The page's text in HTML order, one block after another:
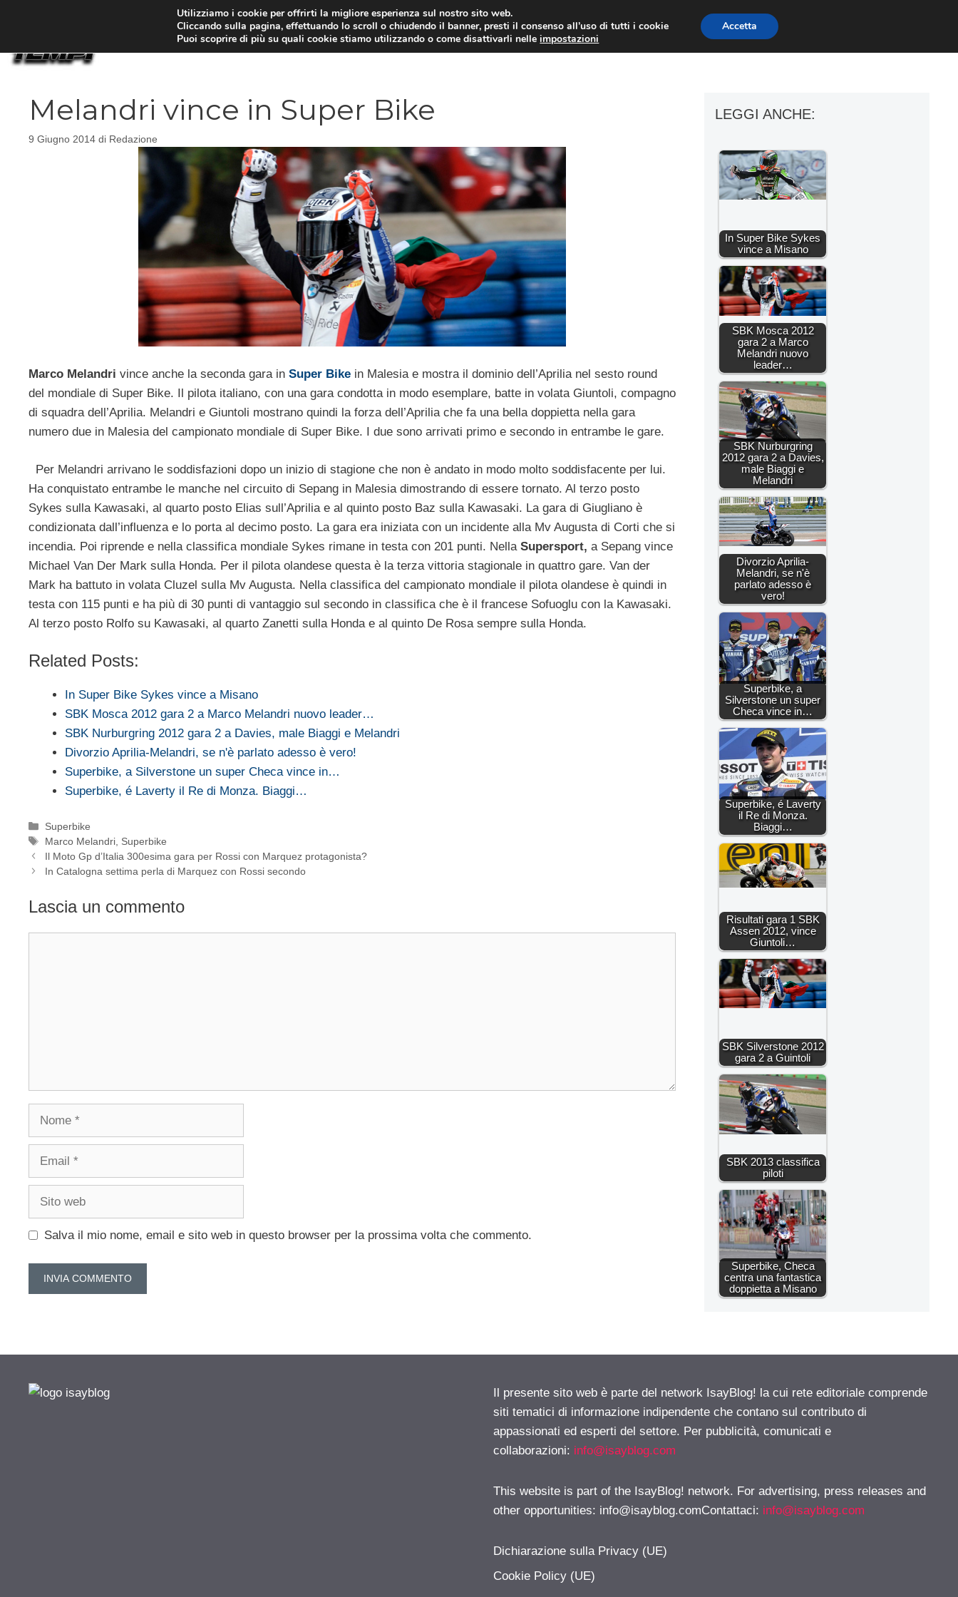
MOTO NEWS ACCESSORI MOTO MOTO GP
Melandri vince in Super Bike
9 Giugno 2014 di Redazione
Marco Melandri vince anche la seconda gara in Super Bike in Malesia e mostra il dominio dell’Aprilia nel sesto round
del mondiale di Super Bike. Il pilota italiano, con una gara condotta in modo esemplare, batte in volata Giuntoli, compagno
di squadra dell’Aprilia. Melandri e Giuntoli mostrano quindi la forza dell’Aprilia che fa una bella doppietta nella gara
numero due in Malesia del campionato mondiale di Super Bike. I due sono arrivati primo e secondo in entrambe le gare.
Per Melandri arrivano le soddisfazioni dopo un inizio di stagione che non è andato in modo molto soddisfacente per lui.
Ha conquistato entrambe le manche nel circuito di Sepang in Malesia dimostrando di essere tornato. Al terzo posto
Sykes sulla Kawasaki, al quarto posto Elias sull’Aprilia e al quinto posto Baz sulla Kawasaki. La gara di Giugliano è
condizionata dall’influenza e lo porta al decimo posto. La gara era iniziata con un incidente alla Mv Augusta di Corti che si
incendia. Poi riprende e nella classifica mondiale Sykes rimane in testa con 201 punti. Nella Supersport, a Sepang vince
Michael Van Der Mark sulla Honda. Per il pilota olandese questa è la terza vittoria stagionale in quattro gare. Van der
Mark ha battuto in volata Cluzel sulla Mv Augusta. Nella classifica del campionato mondiale il pilota olandese è quindi in
testa con 115 punti e ha più di 30 punti di vantaggio sul secondo in classifica che è il francese Sofuoglu con la Kawasaki.
Al terzo posto Rolfo su Kawasaki, al quarto Zanetti sulla Honda e al quinto De Rosa sempre sulla Honda.
Related Posts:
In Super Bike Sykes vince a Misano
SBK Mosca 2012 gara 2 a Marco Melandri nuovo leader…
SBK Nurburgring 2012 gara 2 a Davies, male Biaggi e Melandri
Divorzio Aprilia-Melandri, se n'è parlato adesso è vero!
Superbike, a Silverstone un super Checa vince in…
Superbike, é Laverty il Re di Monza. Biaggi…
Categorie
Superbike
Tag
Marco Melandri Superbike
Il Moto Gp d’Italia 300esima gara per Rossi con Marquez protagonista?
In Catalogna settima perla di Marquez con Rossi secondo
Lascia un commento
Nome
Email
Sito
Salva il mio nome, email e sito web in questo browser per la prossima volta che commento.
LEGGI ANCHE:
In Super Bike Sykes
vince a Misano
SBK Mosca 2012
gara 2 a Marco
Melandri nuovo
leader…
SBK Nurburgring
2012 gara 2 a Davies,
male Biaggi e
Melandri
Divorzio Aprilia-
Melandri, se n'è
parlato adesso è
vero!
Superbike, a
Silverstone un super
Checa vince in…
Superbike, é Laverty
il Re di Monza.
Biaggi…
Risultati gara 1 SBK
Assen 2012, vince
Giuntoli…
SBK Silverstone 2012
gara 2 a Guintoli
SBK 2013 classifica
piloti
Superbike, Checa
centra una fantastica
doppietta a Misano
Il presente sito web è parte del network IsayBlog! la cui rete editoriale comprende
siti tematici di informazione indipendente che contano sul contributo di
appassionati ed esperti del settore. Per pubblicità, comunicati e
collaborazioni: info@isayblog.com
This website is part of the IsayBlog! network. For advertising, press releases and
other opportunities: info@isayblog.comContattaci: info@isayblog.com
Dichiarazione sulla Privacy (UE)
Cookie Policy (UE)
Utilizziamo i cookie per offrirti la migliore esperienza sul nostro sito web.
Cliccando sulla pagina, effettuando lo scroll o chiudendo il banner, presti il consenso all’uso di tutti i cookie
Puoi scoprire di più su quali cookie stiamo utilizzando o come disattivarli nelleimpostazioni
Accetta